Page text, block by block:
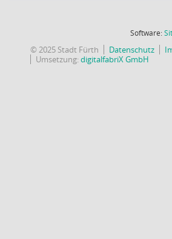
Software:
© 2025 Stadt Fürth Datenschutz
Umsetzung:digitalfabriX GmbH